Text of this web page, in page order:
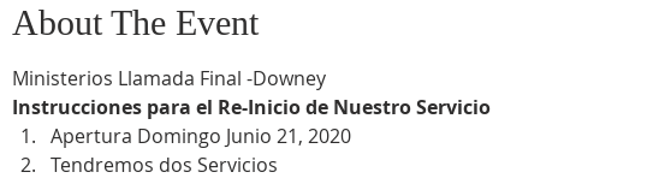
About The Event
Ministerios Llamada Final -Downey
Instrucciones para el Re-Inicio de Nuestro Servicio
Apertura Domingo Junio 21, 2020
Tendremos dos Servicios